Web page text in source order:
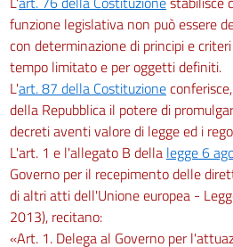
funzione legislativa non può essere
con determinazione di principi e
tempo limitato e per oggetti definiti.
L'art. 87 della Costituzione
della Repubblica il potere di
decreti aventi valore di legge ed i
L'art. 1 e l'allegato B della legge 6
Governo per il recepimento delle
di altri atti dell'Unione europea -
2013), recitano:
«Art. 1. Delega al Governo per